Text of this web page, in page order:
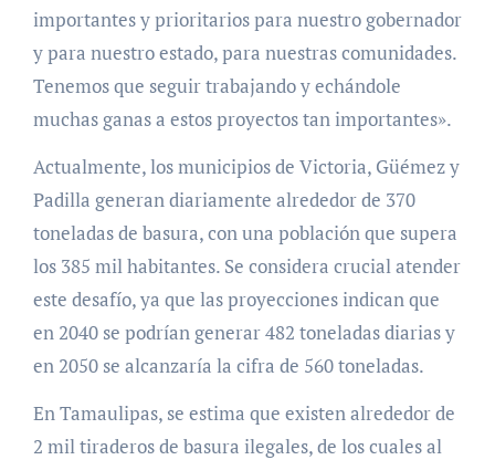
importantes y prioritarios para nuestro gobernador
y para nuestro estado, para nuestras comunidades.
Tenemos que seguir trabajando y echándole
muchas ganas a estos proyectos tan importantes».
Actualmente, los municipios de Victoria, Güémez y
Padilla generan diariamente alrededor de 370
toneladas de basura, con una población que supera
los 385 mil habitantes. Se considera crucial atender
este desafío, ya que las proyecciones indican que
en 2040 se podrían generar 482 toneladas diarias y
en 2050 se alcanzaría la cifra de 560 toneladas.
En Tamaulipas, se estima que existen alrededor de
2 mil tiraderos de basura ilegales, de los cuales al